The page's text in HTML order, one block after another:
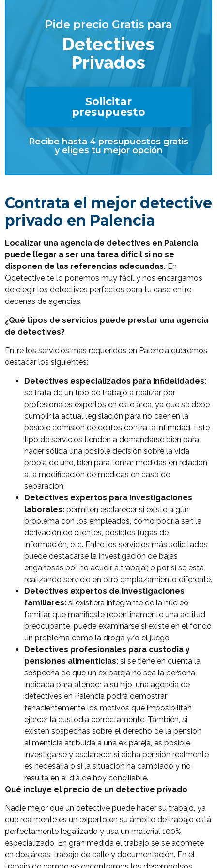
Pide precio Gratis para
Detectives
Privados
Solicitar
presupuesto
Recibe hasta 4 presupuestos gratis
y eliges tu mejor opción
Contrata el mejor detective
privado en Palencia
Localizar una agencia de detectives en Palencia
puede llegar a ser una tarea difícil si no se
disponen de las referencias adecuadas. En
Qdetective te lo ponemos muy fácil y nos encargamos
de elegir los detectives perfectos para tu caso entre
decenas de agencias.
¿Qué tipos de servicios puede prestar una agencia
de detectives?
Entre los servicios más requeridos en Palencia queremos
destacar los siguientes:
Detectives especializados para infidelidades:
se trata de un tipo de trabajo a realizar por
profesionales expertos en este área, ya que se debe
cumplir la actual legislación para no caer en la
posible comisión de delitos contra la intimidad. Este
tipo de servicios tienden a demandarse bien para
hacer sólida una posible decisión sobre la vida
propia de uno, bien para tomar medidas en relación
a la modificación de medidas en caso de
separación.
Detectives expertos para investigaciones
laborales: permiten esclarecer si existe algún
problema con los empleados, como podría ser: la
derivación de clientes, posibles fugas de
información, etc. Entre los servicios más solicitados
puede destacarse la investigación de bajas
engañosas por no acudir a trabajar, o por si se está
realizando servicio en otro emplazamiento diferente.
Detectives expertos de investigaciones
familiares: si existiera integrante de la núcleo
familiar que manifieste repentinamente una actitud
preocupante, puede examinarse si existe en el fondo
un problema como la droga y/o el juego.
Detectives profesionales para custodia y
pensiones alimenticias: si se tiene en cuenta la
sospecha de que un ex pareja no sea la persona
indicada para atender a su hijo, una agencia de
detectives en Palencia podrá demostrar
fehacientemente los motivos que imposibilitan
ejercer la custodia correctamente. También, si
existen sospechas sobre el derecho de la pensión
alimenticia atribuida a una ex pareja, es posible
investigarse y esclarecer si dicha pensión realmente
es necesaria o si la situación ha cambiado y no
resulta en el día de hoy conciliable.
Qué incluye el precio de un detective privado
Nadie mejor que un detective puede hacer su trabajo, ya
que realmente es un experto en su ámbito de trabajo está
perfectamente legalizado y usa un material 100%
especializado. En gran medida el trabajo se se acomete
en dos áreas: trabajo de calle y documentación. En el
¿Qué tipo de caso quieres investigar?
*